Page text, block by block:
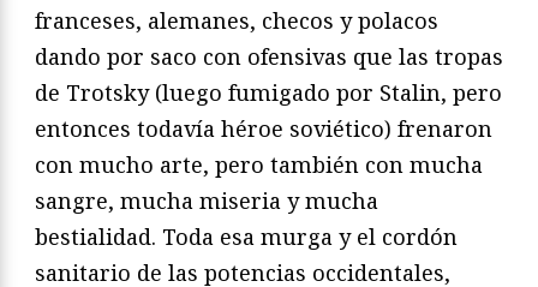
franceses, alemanes, checos y polacos
dando por saco con ofensivas que las tropas
de Trotsky (luego fumigado por Stalin, pero
entonces todavía héroe soviético) frenaron
con mucho arte, pero también con mucha
sangre, mucha miseria y mucha
bestialidad. Toda esa murga y el cordón
sanitario de las potencias occidentales,